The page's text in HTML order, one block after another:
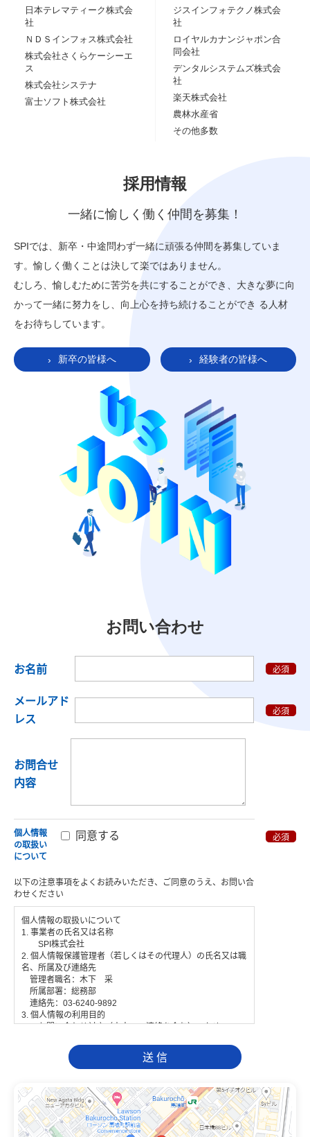
日本テレマティーク株式会
社
ＮＤＳインフォス株式会社
株式会社さくらケーシーエ
ス
株式会社システナ
富士ソフト株式会社
ジスインフォテクノ株式会
社
ロイヤルカナンジャポン合
同会社
デンタルシステムズ株式会
社
楽天株式会社
農林水産省
その他多数
採用情報
一緒に愉しく働く仲間を募集！
SPIでは、新卒・中途問わず一緒に頑張る仲間を募集していま
す。愉しく働くことは決して楽ではありません。
むしろ、愉しむために苦労を共にすることができ、大きな夢に向
かって一緒に努力をし、向上心を持ち続けることができ る人材
をお待ちしています。
› 新卒の皆様へ › 経験者の皆様へ
お問い合わせ
お名前 必須
メールアド
レス
必須
お問合せ
内容
個人情報
の取扱い
について
同意する 必須
以下の注意事項をよくお読みいただき、ご同意のうえ、お問い合
わせください
個人情報の取扱いについて
1. 事業者の氏名又は名称
SPI株式会社
2. 個人情報保護管理者（若しくはその代理人）の氏名又は職
名、所属及び連絡先
管理者職名：木下 采
所属部署：総務部
連絡先：03-6240-9892
3. 個人情報の利用目的
・お問い合わせ対応（本人への連絡を含む）のため
当社は事業運営上、前項利用目的の範囲に限って個人情報
を外部に委託することがあります。この場合、個人情報保護
についての契約を交わし、適切な管理を実施させます。
5. 個人情報の開示等の請求
ご本人様は、当社に対してご自身の個人情報の開示等（利
用目的の通知、開示、内容の訂正・追加・削除、利用の停止
または消去、第三者への提供の停止）に関して、下記の当社